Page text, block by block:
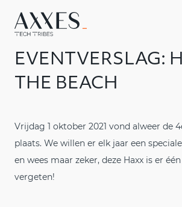
WAT WE DOEN
CASES
OVER AXXES
EVENTVERSLAG:
THE BEACH
Vrijdag 1 oktober 2021 vond alweer de
plaats. We willen er elk jaar een
en wees maar zeker, deze Haxx is er
vergeten!